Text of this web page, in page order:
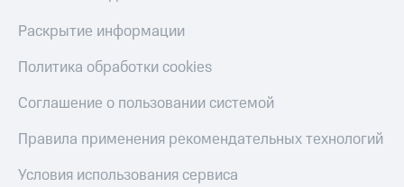
Раскрытие информации
Политика обработки cookies
Соглашение о пользовании системой
Правила применения рекомендательных технологий
Условия использования сервиса